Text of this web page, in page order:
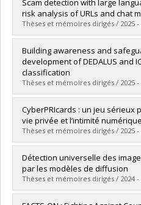
Cycle :Master's
Grade :M. Sc.
Lien vers le document dans
Scam detection with large
risk analysis of URLs and chat
Thèses et mémoires dirigés / 2025 -
Graduate :Chang, Yuan-Chen
Cycle :Master's
Grade :M. Sc.
Lien vers le document dans
Building awareness and
development of DEDALUS and
classification
Thèses et mémoires dirigés / 2025 -
Graduate :Rocha De Alba,
Cycle :Master's
Grade :M. Sc.
Lien vers le document dans
CyberPRIcards : un jeu sérieux
vie privée et l’intimité numérique
Thèses et mémoires dirigés / 2025 -
Graduate :Carrascal, Rafael
Cycle : Master's
Grade :M. Sc.
Lien vers le document dans
Détection universelle des
par les modèles de diffusion
Thèses et mémoires dirigés / 2024 -